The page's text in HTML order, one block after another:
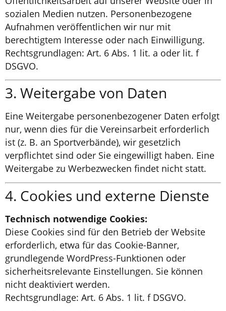
sozialen Medien nutzen. Personenbezogene
Aufnahmen veröffentlichen wir nur mit
berechtigtem Interesse oder nach Einwilligung.
Rechtsgrundlagen: Art. 6 Abs. 1 lit. a oder lit. f
DSGVO.
3. Weitergabe von Daten
Eine Weitergabe personenbezogener Daten erfolgt
nur, wenn dies für die Vereinsarbeit erforderlich
ist (z. B. an Sportverbände), wir gesetzlich
verpflichtet sind oder Sie eingewilligt haben. Eine
Weitergabe zu Werbezwecken findet nicht statt.
4. Cookies und externe Dienste
Technisch notwendige Cookies:
Diese Cookies sind für den Betrieb der Website
erforderlich, etwa für das Cookie-Banner,
grundlegende WordPress-Funktionen oder
sicherheitsrelevante Einstellungen. Sie können
nicht deaktiviert werden.
Rechtsgrundlage: Art. 6 Abs. 1 lit. f DSGVO.